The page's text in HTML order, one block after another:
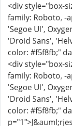
<div style="box-
family: Roboto, -
'Segoe UI',
'Droid Sans',
color: #f5f8fb;"
<div style="box-
family: Roboto, -
'Segoe UI',
'Droid Sans',
color: #f5f8fb;"